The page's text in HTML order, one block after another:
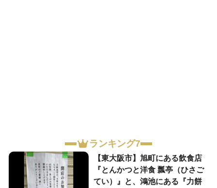
ランキング7
【東大阪市】旭町にある飲食店
『とんかつと洋食 瓢亭（ひさご
てい）』と、鴻池にある『力餅